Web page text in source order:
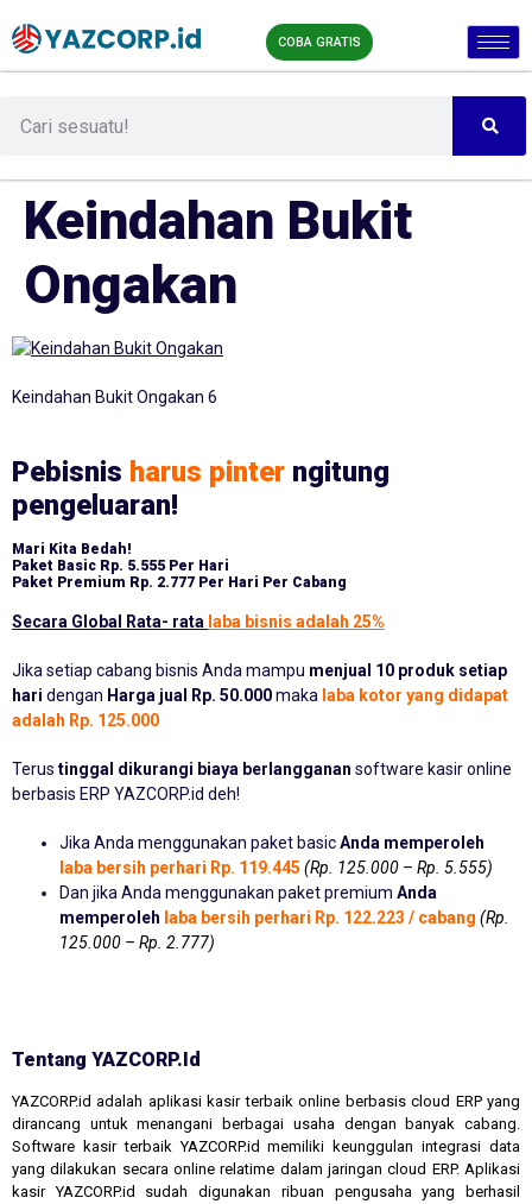
COBA GRATIS
Keindahan Bukit
Ongakan
Keindahan Bukit Ongakan 6
Pebisnis harus pinter ngitung
pengeluaran!
Mari Kita Bedah!
Paket Basic Rp. 5.555 Per Hari
Paket Premium Rp. 2.777 Per Hari Per Cabang
Secara Global Rata- rata laba bisnis adalah 25%
Jika setiap cabang bisnis Anda mampu menjual 10 produk setiap
hari dengan Harga jual Rp. 50.000maka laba kotor yang didapat
adalah Rp. 125.000
Terus tinggal dikurangi biaya berlangganan software kasir online
berbasis ERP YAZCORP.id deh!
Jika Anda menggunakan paket basicAnda memperoleh
laba bersih perhari Rp. 119.445 (Rp. 125.000 – Rp. 5.555)
Dan jika Anda menggunakan paket premium Anda
memperoleh laba bersih perhari Rp. 122.223 / cabang (Rp.
125.000 – Rp. 2.777)
Tentang YAZCORP.id
YAZCORP.id adalah aplikasi kasir terbaik online berbasis cloud ERP yang
dirancang untuk menangani berbagai usaha dengan banyak cabang.
Software kasir terbaik YAZCORP.id memiliki keunggulan integrasi data
yang dilakukan secara online relatime dalam jaringan cloud ERP. Aplikasi
kasir YAZCORP.id sudah digunakan ribuan pengusaha yang berhasil